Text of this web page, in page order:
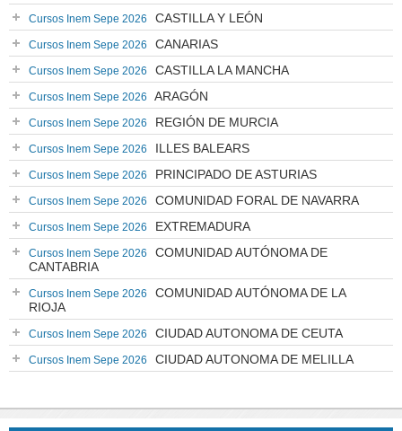
Cursos Inem Sepe 2026 CASTILLA Y LEÓN
Cursos Inem Sepe 2026 CANARIAS
Cursos Inem Sepe 2026 CASTILLA LA MANCHA
Cursos Inem Sepe 2026 ARAGÓN
Cursos Inem Sepe 2026 REGIÓN DE MURCIA
Cursos Inem Sepe 2026 ILLES BALEARS
Cursos Inem Sepe 2026 PRINCIPADO DE ASTURIAS
Cursos Inem Sepe 2026 COMUNIDAD FORAL DE NAVARRA
Cursos Inem Sepe 2026 EXTREMADURA
Cursos Inem Sepe 2026
COMUNIDAD AUTÓNOMA DE
CANTABRIA
Cursos Inem Sepe 2026
COMUNIDAD AUTÓNOMA DE LA
RIOJA
Cursos Inem Sepe 2026 CIUDAD AUTONOMA DE CEUTA
Cursos Inem Sepe 2026 CIUDAD AUTONOMA DE MELILLA